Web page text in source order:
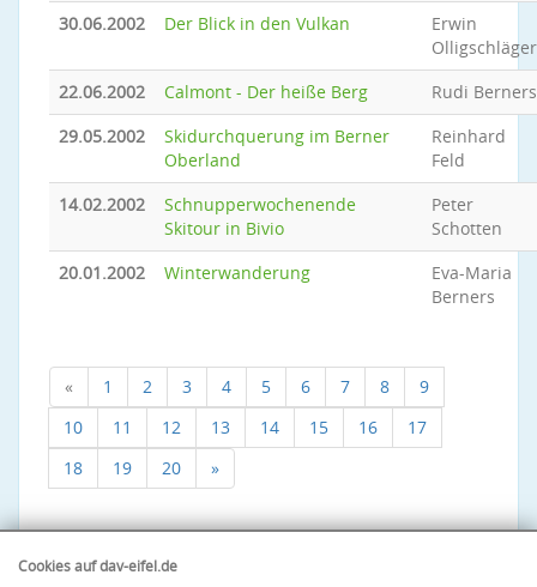
30.06.2002
Der Blick in den Vulkan
Erwin
Olligschläger
22.06.2002
Calmont - Der heiße Berg
Rudi Berners
29.05.2002
Skidurchquerung im Berner
Oberland
Reinhard
Feld
14.02.2002
Schnupperwochenende
Skitour in Bivio
Peter
Schotten
20.01.2002
Winterwanderung
Eva-Maria
Berners
« 1 2 3 4 5 6 7 8
9
10
11 12 13 14 15 16
17
18
19 20 »
Cookies auf dav-eifel.de